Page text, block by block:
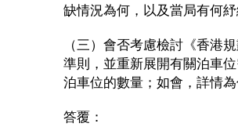
缺情況為何，以及當局有何
（三）會否考慮檢討《香港
準則，並重新展開有關泊車
泊車位的數量；如會，詳情
答覆：